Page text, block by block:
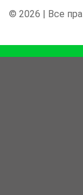
© 2026 | Все